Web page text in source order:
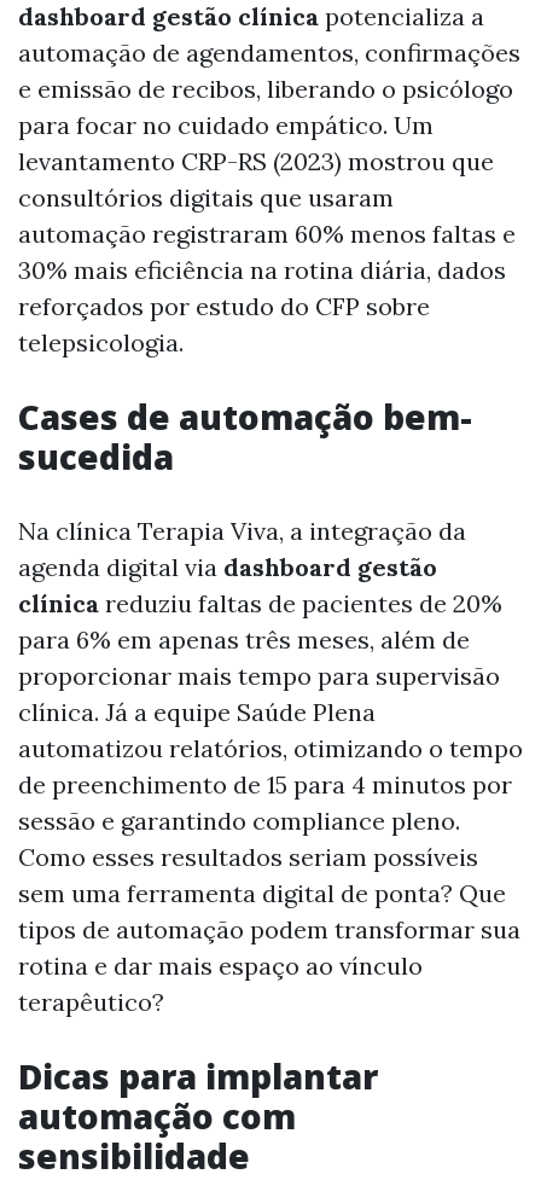
dashboard gestão clínica potencializa a
automação de agendamentos, confirmações
e emissão de recibos, liberando o psicólogo
para focar no cuidado empático. Um
levantamento CRP-RS (2023) mostrou que
consultórios digitais que usaram
automação registraram 60% menos faltas e
30% mais eficiência na rotina diária, dados
reforçados por estudo do CFP sobre
telepsicologia.
Cases de automação bem-
sucedida
Na clínica Terapia Viva, a integração da
agenda digital via dashboard gestão
clínica reduziu faltas de pacientes de 20%
para 6% em apenas três meses, além de
proporcionar mais tempo para supervisão
clínica. Já a equipe Saúde Plena
automatizou relatórios, otimizando o tempo
de preenchimento de 15 para 4 minutos por
sessão e garantindo compliance pleno.
Como esses resultados seriam possíveis
sem uma ferramenta digital de ponta? Que
tipos de automação podem transformar sua
rotina e dar mais espaço ao vínculo
terapêutico?
Dicas para implantar
automação com
sensibilidade